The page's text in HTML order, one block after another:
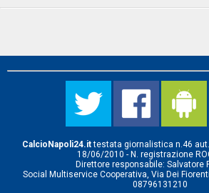
CalcioNapoli24.ittestata giornalistica n.46 aut.
18/06/2010 - N. registrazione
Direttore responsabile: Salvatore
Social Multiservice Cooperativa, Via Dei
08796131210